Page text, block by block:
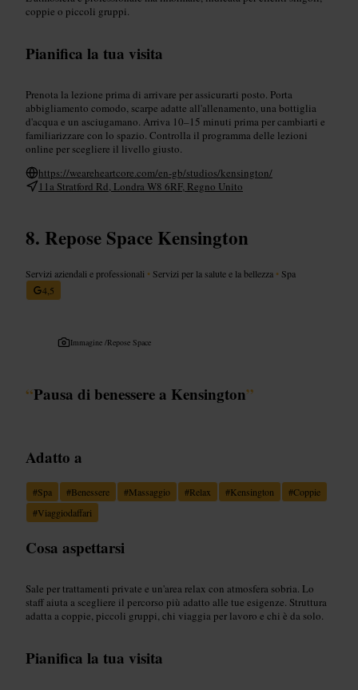
coppie o piccoli gruppi.
Pianifica la tua visita
Prenota la lezione prima di arrivare per assicurarti posto. Porta
abbigliamento comodo, scarpe adatte all'allenamento, una bottiglia
d'acqua e un asciugamano. Arriva 10–15 minuti prima per cambiarti e
familiarizzare con lo spazio. Controlla il programma delle lezioni
online per scegliere il livello giusto.
https://weareheartcore.com/en-gb/studios/kensington/
11a Stratford Rd, Londra W8 6RF, Regno Unito
Repose Space Kensington
Servizi aziendali e professionali • Servizi per la salute e la bellezza • Spa
4,5
Immagine /Repose Space
“Pausa di benessere a Kensington”
Adatto a
#Spa #Benessere #Massaggio #Relax #Kensington #Coppie
#Viaggiodaffari
Cosa aspettarsi
Sale per trattamenti private e un'area relax con atmosfera sobria. Lo
staff aiuta a scegliere il percorso più adatto alle tue esigenze. Struttura
adatta a coppie, piccoli gruppi, chi viaggia per lavoro e chi è da solo.
Pianifica la tua visita